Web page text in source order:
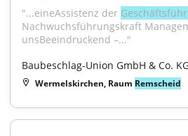
"...eineAssistenz der
Nachwuchsführungskraft
unsBeeindruckend –..."
Baubeschlag-Union GmbH & Co.
Wermelskirchen, Raum Remscheid